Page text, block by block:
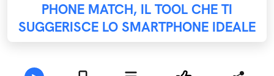
PHONE MATCH, IL TOOL CHE TI
SUGGERISCE LO SMARTPHONE IDEALE